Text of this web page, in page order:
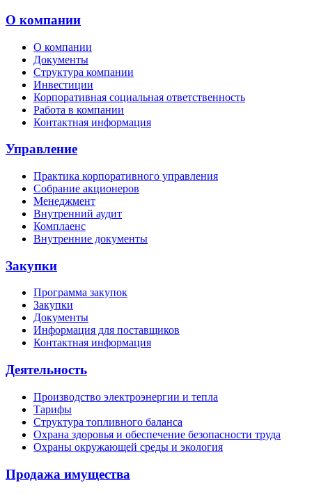
О компании
О компании
Документы
Структура компании
Инвестиции
Корпоративная социальная ответственность
Работа в компании
Контактная информация
Управление
Практика корпоративного управления
Собрание акционеров
Менеджмент
Внутренний аудит
Комплаенс
Внутренние документы
Закупки
Программа закупок
Закупки
Документы
Информация для поставщиков
Контактная информация
Деятельность
Производство электроэнергии и тепла
Тарифы
Структура топливного баланса
Охрана здоровья и обеспечение безопасности труда
Охраны окружающей среды и экология
Продажа имущества